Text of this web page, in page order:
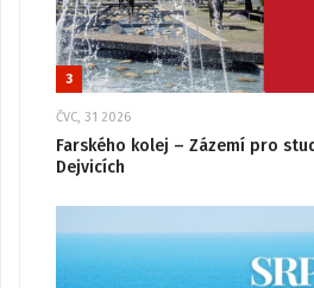
3
ČVC, 31 2026
Farského kolej – Zázemí pro
Dejvicích